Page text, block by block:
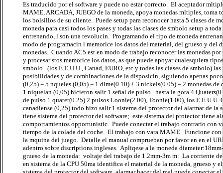
Es traducido por el software y puede no estar correcto. El aceptador
MAME, ARCADA, JUEGO de la moneda, apoya monedas mltiples, toma
los bolsillos de su cliente. Puede setup para reconocer hasta 5 clases de
moneda para casi todos los pases y todas las clases de smbolo setup a
entrenando, l son una revolucin. Programando el tipo de moneda
modo de programacin l memorice los datos del material, del grueso y del
monedas. Cuando AC5 est en modo de trabajo reconocer las monedas
y procesar stos memorice los datos, as que puede apoyar cualesquiera
smbolo. (los E.E.U.U., Canad, EURO, etc y todas las clases de smbolo)
posibilidades y de combinaciones de la disposicin, siguiendo apenas
(0,25) = 5 nqueles (0,05) = 1 dime(0.10) + 3 nickels(0.05) = 2 monedas de
1 niquelan (0,05) hicieron salir 1 señal de pulso. hasta la gota 4
de pulso 1 quater(0.25) 2 pulsos Loonie(2.00), Toonie(1.00), los E.E.U.U.
canadiense (0,25) todo hizo salir 1 sistema del protector del alarmar de la
tiene sistema del protector del software; este sistema del protector tiene
comportamientos opportunistic. Puede conectar el trabajo contrario con
tiempo de la colada del coche. El trabajo con vara MAME. Funcione con
la mquina del juego. Detalle el manual comprueban por favor en en el
adentro sobre discriptions ingleses. Apliqese a la moneda
grueso de la moneda: voltaje del trabajo de 1.2mm-3m m: La corriente
en sistema de la CPU 50ma identifica el material de la moneda, grueso y